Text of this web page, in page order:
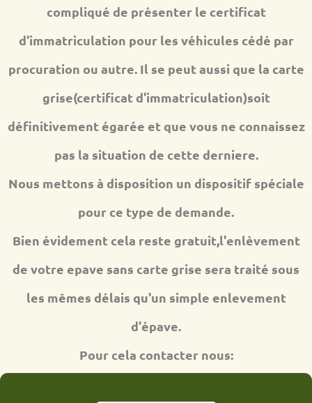
compliqué de présenter le certificat
d'immatriculation pour les véhicules cédé par
procuration ou autre. Il se peut aussi que la carte
grise(certificat d'immatriculation)soit
définitivement égarée et que vous ne connaissez
pas la situation de cette derniere.
Nous mettons à disposition un dispositif spéciale
pour ce type de demande.
Bien évidement cela reste gratuit,l'enlèvement
de votre epave sans carte grise sera traité sous
les mêmes délais qu'un simple enlevement
d'épave.
Pour cela contacter nous: